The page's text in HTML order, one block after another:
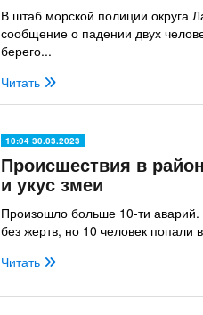
В штаб морской полиции округа
сообщение о падении двух
берего...
Читать
10:04 30.03.2023
Происшествия в
и укус змеи
Произошло больше 10-ти
без жертв, но 10 человек попали
Читать